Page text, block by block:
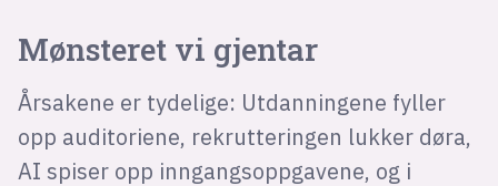
Mønsteret vi gjentar
Årsakene er tydelige: Utdanningene fyller
opp auditoriene, rekrutteringen lukker døra,
AI spiser opp inngangsoppgavene, og i